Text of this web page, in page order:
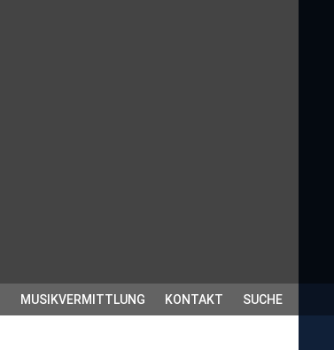
MUSIKVERMITTLUNG KONTAKT SUCHE